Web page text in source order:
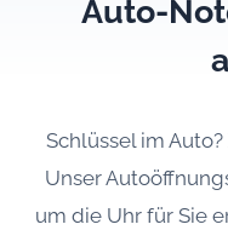
Auto-
Schlüssel im
Unser
um die Uhr für Sie